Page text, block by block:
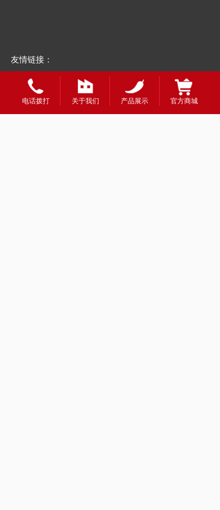
友情链接：
电话拨打 关于我们 产品展示 官方商城